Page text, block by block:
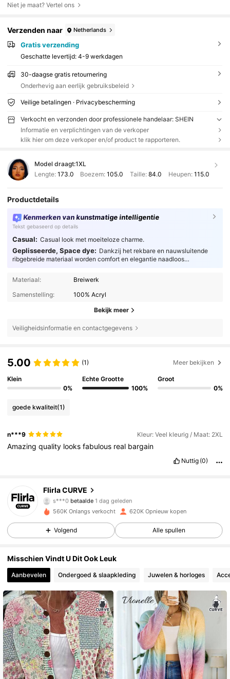
Niet je maat? Vertel ons
Verzenden naar Netherlands
Gratis verzending
Geschatte levertijd: 4-9 werkdagen
30-daagse gratis retournering
Onderhevig aan eerlijk gebruiksbeleid
Veilige betalingen · Privacybescherming
Verkocht en verzonden door professionele handelaar: SHEIN
Informatie en verplichtingen van de verkoper
klik hier om deze verkoper en/of product te rapporteren.
Model draagt:1XL
Lengte: 173.0 Boezem:105.0 Taille: 84.0 Heupen: 115.0
Productdetails
Kenmerken van kunstmatige intelligentie
Tekst gebaseerd op details
Casual: Casual look met moeiteloze charme.
Geplisseerde, Space dye: Dankzij het rekbare en nauwsluitende
ribgebreide materiaal worden comfort en elegantie naadloos
Materiaal:
Breiwerk
Samenstelling:
100% Acryl
Bekijk meer
Veiligheidsinformatie en contactgegevens
5.00 (1) Meer bekijken
Klein
0%
Echte Grootte
100%
Groot
0%
goede kwaliteit(1)
n***9 Kleur: Veel kleurig / Maat: 2XL
Amazingquality looksfabulous real bargain
Nuttig (0)
Flirla CURVE
4.83
125K Volgers
s***0
j***7gevolgd3 uur geleden
4.83
4.83 125K Volgers
4.83 125K Volgers
4.83 125K Volgers
4.83 125K Volgers
560K Onlangs verkocht 620K Opnieuw kopen
Volgend Alle spullen
Misschien Vindt U Dit Ook Leuk
Aanbevelen Ondergoed & slaapkleding Juwelen & horloges